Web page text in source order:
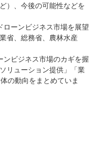
）、今後の可能性などを
ーンビジネス市場を展望
省、総務省、農林水産
ビジネス市場のカギを握
リューション提供」「業
の動向をまとめていま